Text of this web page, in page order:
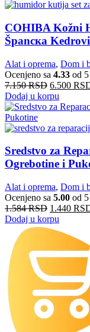
COHIBA Kožni
Španска
Alat i oprema, Dom i
Ocenjeno sa 4.33 od 5
7.150RSD 6.500
Dodaj u korpu
Sredstvo za
Ogrebotine i
Alat i oprema, Dom i
Ocenjeno sa 5.00 od 5
1.584RSD 1.440
Dodaj u korpu